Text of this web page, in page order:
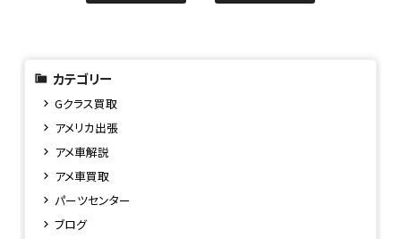
カテゴリー
Gクラス買取
アメリカ出張
アメ車解説
アメ車買取
パーツセンター
ブログ